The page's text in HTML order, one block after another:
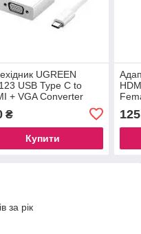
UGREEN
USB Type C to
+ VGA Converter
30843 Адаптер для
монітора
₴
Купити
125
за рік